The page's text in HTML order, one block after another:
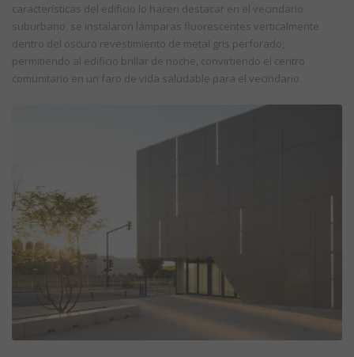
características del edificio lo hacen destacar en el vecindario
suburbano, se instalaron lámparas fluorescentes verticalmente
dentro del oscuro revestimiento de metal gris perforado;
permitiendo al edificio brillar de noche, convirtiendo el centro
comunitario en un faro de vida saludable para el vecindario.